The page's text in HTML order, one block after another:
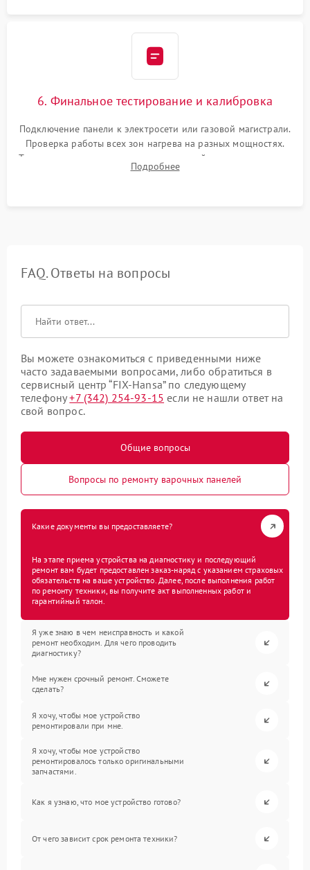
6. Финальное тестирование и калибровка
Подключение панели к электросети или газовой магистрали.
Проверка работы всех зон нагрева на разных мощностях.
Тестирование сенсорного управления, таймера, индикаторов
остаточного тепла и систем защиты от перегрева.
Подробнее
FAQ. Ответы на вопросы
Вы можете ознакомиться с приведенными ниже
часто задаваемыми вопросами, либо обратиться в
сервисный центр “FIX-Hansa” по следующему
телефону+7 (342) 254-93-15 если не нашли ответ на
свой вопрос.
Общие вопросы
Вопросы по ремонту варочных панелей
Какие документы вы предоставляете?
На этапе приема устройства на диагностику и последующий
ремонт вам будет предоставлен заказ-наряд с указанием страховых
обязательств на ваше устройство. Далее, после выполнения работ
по ремонту техники, вы получите акт выполненных работ и
гарантийный талон.
Я уже знаю в чем неисправность и какой
ремонт необходим. Для чего проводить
диагностику?
Мне нужен срочный ремонт. Сможете
сделать?
Я хочу, чтобы мое устройство
ремонтировали при мне.
Я хочу, чтобы мое устройство
ремонтировалось только оригинальными
запчастями.
Как я узнаю, что мое устройство готово?
От чего зависит срок ремонта техники?